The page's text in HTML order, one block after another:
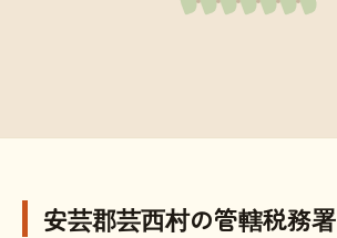
安芸郡芸西村の管轄税務署